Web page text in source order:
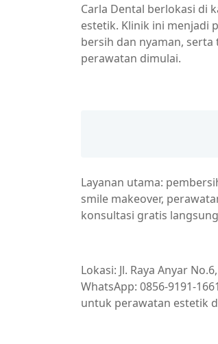
Carla Dental berlokasi di
estetik. Klinik ini menjadi
bersih dan nyaman,
perawatan dimulai.
Layanan utama:
smile makeover,
konsultasi gratis
Lokasi: Jl. Raya Anyar
WhatsApp: 0856-9191-
untuk perawatan estetik